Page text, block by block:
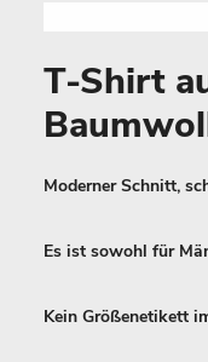
T-Shirt
Moderner Schnitt,
Es ist sowohl für
Kein Größenetikett